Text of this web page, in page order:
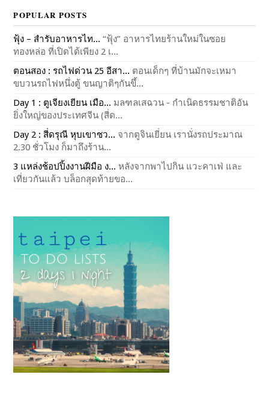
POPULAR POSTS
ฟุ้ง – สำรับอาหารไท... “ฟุ้ง” อาหารไทยร้านใหม่ในซอย
ทองหล่อ ที่เปิดได้เพียง 2 เ...
ตอนสอง : รถไฟด่วน 25 อีสา... ตอนเด็กๆ ที่บ้านมักจะเหมา
ขบวนรถไฟหนึ่งตู้ ขนญาติๆกันขึ้...
Day 1 : ตูเจียงเยียน เมือ... มลฑลเสฉวน - กำเนิดธรรมชาติอัน
ยิ่งใหญ่ของประเทศจีน (สี่ด...
Day 2 : สี่ดรุณี หุบเขาซว... จากตูจินเยี่ยน เรานั่งรถประมาณ
2.30 ชั่วโมง ก็มาถึงร้าน...
3 แหล่งช้อปปิ้งงานฝีมือ ง... หลังจากพาไปกิน แวะคาเฟ่ และ
เที่ยวกันแล้ว บล็อกสุดท้ายขอ...